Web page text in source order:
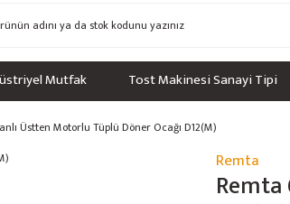
Mutfak Tost Makinesi Sanayi Tipi
Üstten Motorlu Tüplü Döner Ocağı D12(M)
Remta